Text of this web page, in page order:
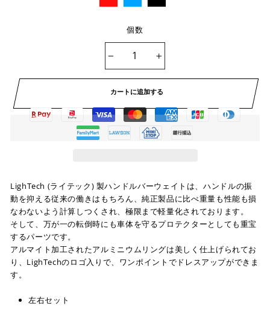
個数
カートに追加する
LighTech (ライテック) 製ハンドルバーウェイトは、ハンドルの振
動を抑える従来の働きはもちろん、純正製品に比べ重量も性能も損
なわないよう計算しつくされ、極限まで軽量化されております。
そして、万が一の転倒時にも車体を守るプロテクターとしても重宝
するパーツです。
アルマイト加工されたアルミニウムリングは美しく仕上げられてお
り、LighTechのロゴ入りで、ワンポイントでドレスアップができま
す。
左右セット